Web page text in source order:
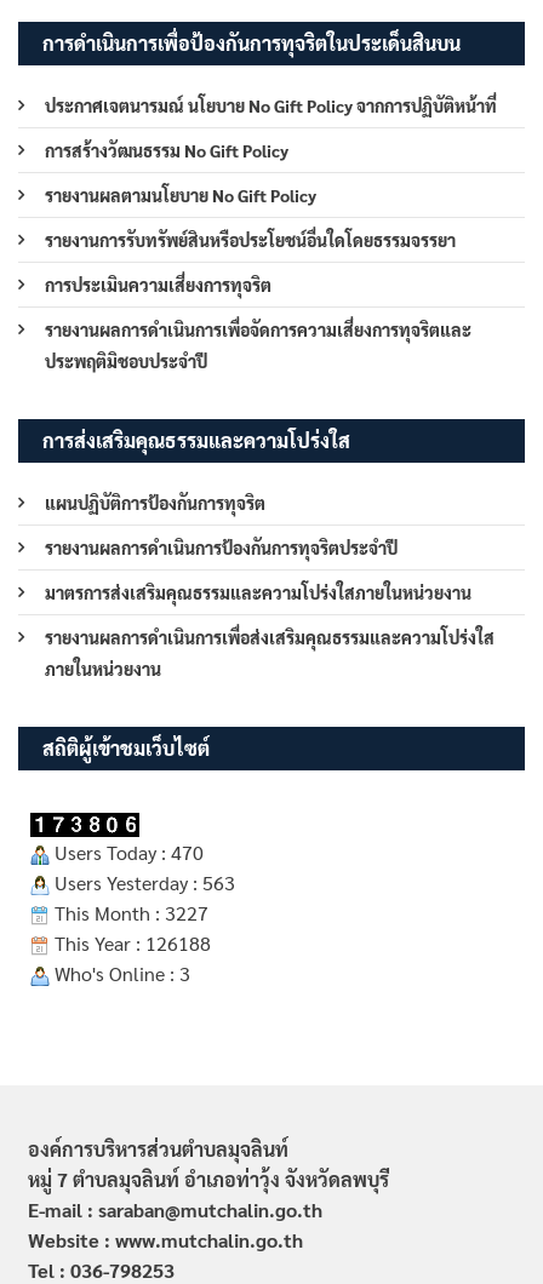
การดำเนินการเพื่อป้องกันการทุจริตในประเด็นสินบน
ประกาศเจตนารมณ์ นโยบาย No Gift Policy จากการปฏิบัติหน้าที่
การสร้างวัฒนธรรม No Gift Policy
รายงานผลตามนโยบาย No Gift Policy
รายงานการรับทรัพย์สินหรือประโยชน์อื่นใดโดยธรรมจรรยา
การประเมินความเสี่ยงการทุจริต
รายงานผลการดำเนินการเพื่อจัดการความเสี่ยงการทุจริตและ
ประพฤติมิชอบประจำปี
การส่งเสริมคุณธรรมและความโปร่งใส
แผนปฏิบัติการป้องกันการทุจริต
รายงานผลการดำเนินการป้องกันการทุจริตประจำปี
มาตรการส่งเสริมคุณธรรมและความโปร่งใสภายในหน่วยงาน
รายงานผลการดำเนินการเพื่อส่งเสริมคุณธรรมและความโปร่งใส
ภายในหน่วยงาน
สถิติผู้เข้าชมเว็บไซต์
Users Today : 470
Users Yesterday : 563
This Month : 3227
This Year : 126188
Who's Online : 3
องค์การบริหารส่วนตำบลมุจลินท์
หมู่ 7 ตำบลมุจลินท์ อำเภอท่าวุ้ง จังหวัดลพบุรี
E-mail : saraban@mutchalin.go.th
Website : www.mutchalin.go.th
Tel : 036-798253